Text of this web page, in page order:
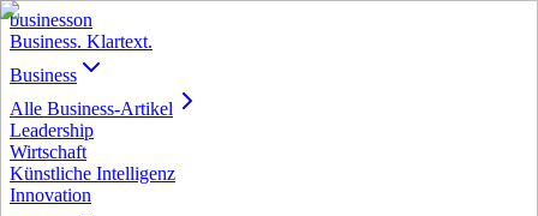
businesson
Business. Klartext.
Business
Alle Business-Artikel
Leadership
Wirtschaft
Künstliche Intelligenz
Innovation